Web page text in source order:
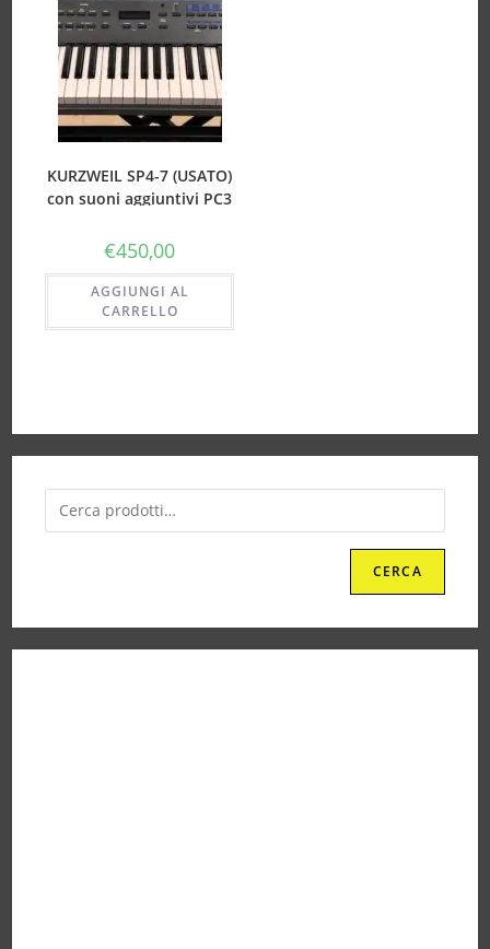
KURZWEIL SP4-7 (USATO)
con suoni aggiuntivi PC3
€450,00
AGGIUNGI AL
CARRELLO
CERCA